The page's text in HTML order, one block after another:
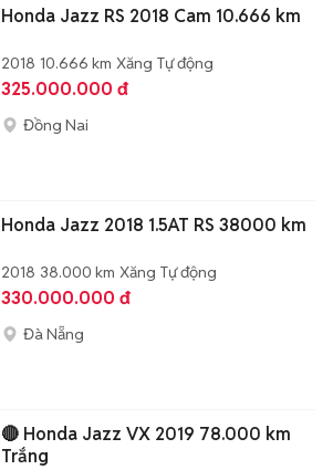
Honda Jazz RS 2018 Cam 10.666 km
2018 10.666 km Xăng Tự động
325.000.000 đ
Đồng Nai
Honda Jazz 2018 1.5AT RS 38000 km
2018 38.000 km Xăng Tự động
330.000.000 đ
Đà Nẵng
🔴 Honda Jazz VX 2019 78.000 km
Trắng